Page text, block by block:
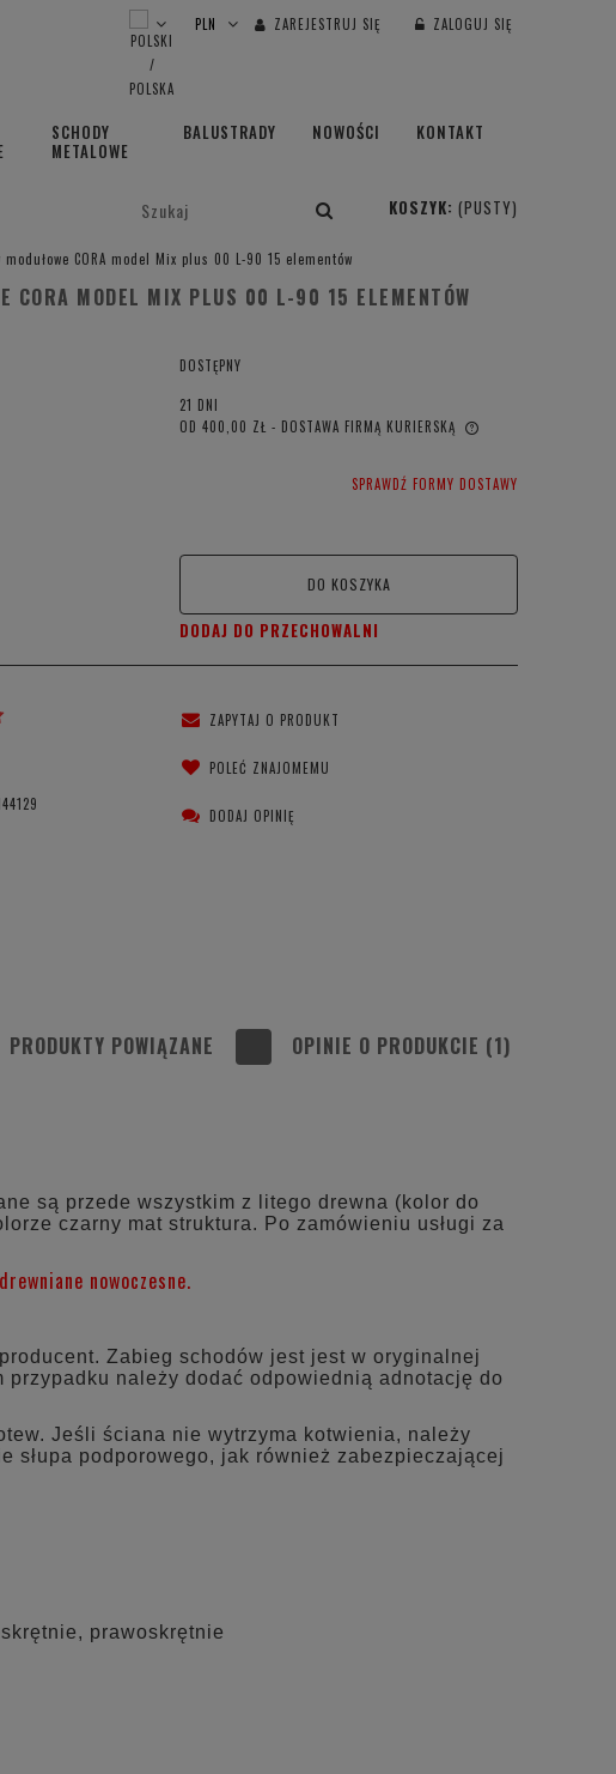
ZAREJESTRUJ SIĘ ZALOGUJ SIĘ
SCHODY
METALOWE
BALUSTRADY NOWOŚCI KONTAKT
KOSZYK: (PUSTY)
modułowe CORA model Mix plus 00 L-90 15 elementów
CORA MODEL MIX PLUS 00 L-90 15 ELEMENTÓW
DOSTĘPNY
21 DNI
OD 400,00 ZŁ - DOSTAWA FIRMĄ KURIERSKĄ
CENA NIE ZAWIERA EWENTUALNYCHSPRAWDŹ FORMY DOSTAWY
DO KOSZYKA
DODAJ DO PRZECHOWALNI
ZAPYTAJ O PRODUKT
POLEĆ ZNAJOMEMU
DODAJ OPINIĘ
PRODUKTY POWIĄZANE OPINIE O PRODUKCIE (1)
są przede wszystkim z litego drewna (kolor do
czarny mat struktura. Po zamówieniu usługi za
nowoczesne.
Zabieg schodów jest jest w oryginalnej
należy dodać odpowiednią adnotację do
Jeśli ściana nie wytrzyma kotwienia, należy
słupa podporowego, jak również zabezpieczającej
prawoskrętnie